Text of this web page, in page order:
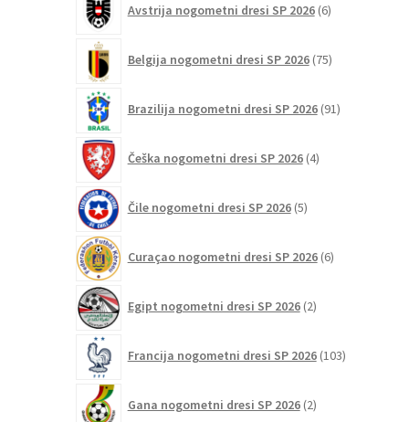
Avstrija nogometni dresi SP 2026 6izdelkov
Belgija nogometni dresi SP 2026 75izdelkov
Brazilija nogometni dresi SP 2026 91izdelkov
Češka nogometni dresi SP 2026 4izdelki
Čile nogometni dresi SP 2026 5izdelkov
Curaçao nogometni dresi SP 2026 6izdelkov
Egipt nogometni dresi SP 2026 2izdelka
Francija nogometni dresi SP 2026 103izdelki
Gana nogometni dresi SP 2026 2izdelka